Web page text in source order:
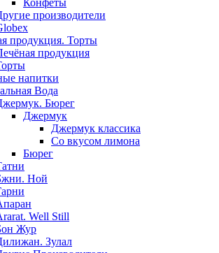
Конфеты
производители
продукция. Торты
продукция
напитки
Вода
Бюрег
Джермук
Джермук классика
Со вкусом лимона
Бюрег
Ной
Well Still
Жур
Зулал